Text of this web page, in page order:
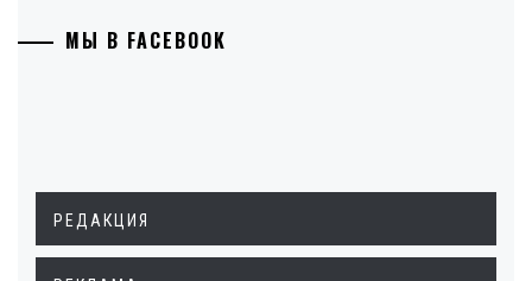
МЫ В FACEBOOK
РЕДАКЦИЯ